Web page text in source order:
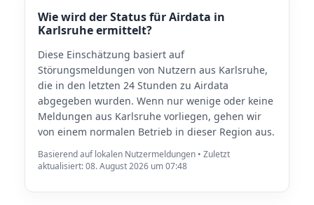
Wie wird der Status für Airdata in
Karlsruhe ermittelt?
Diese Einschätzung basiert auf
Störungsmeldungen von Nutzern aus Karlsruhe,
die in den letzten 24 Stunden zu Airdata
abgegeben wurden. Wenn nur wenige oder keine
Meldungen aus Karlsruhe vorliegen, gehen wir
von einem normalen Betrieb in dieser Region aus.
Basierend auf lokalen Nutzermeldungen • Zuletzt
aktualisiert: 08. August 2026 um 07:48